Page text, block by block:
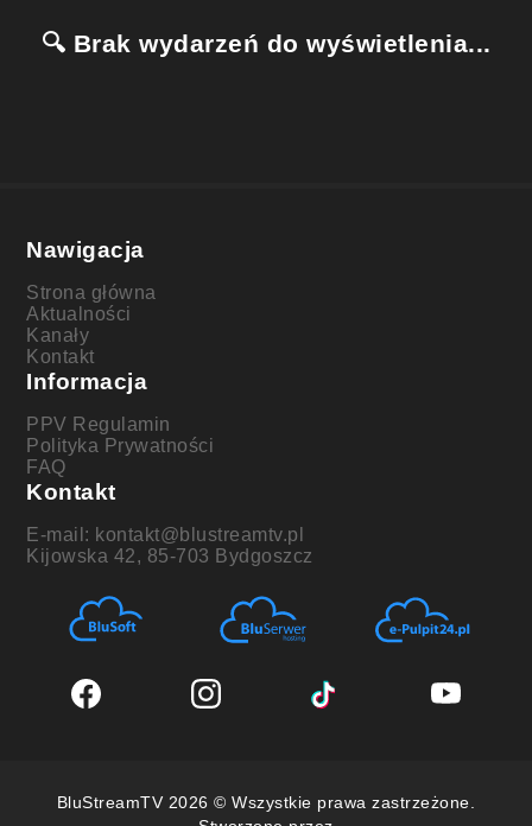
🔍 Brak wydarzeń do wyświetlenia...
Nawigacja
Strona główna
Aktualności
Kanały
Kontakt
Informacja
PPV Regulamin
Polityka Prywatności
FAQ
Kontakt
E-mail: kontakt@blustreamtv.pl
Kijowska 42, 85-703 Bydgoszcz
BluStreamTV 2026 © Wszystkie prawa zastrzeżone.